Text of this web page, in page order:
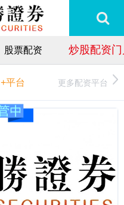
股票配资 炒股配资
+平台 更多配资平台